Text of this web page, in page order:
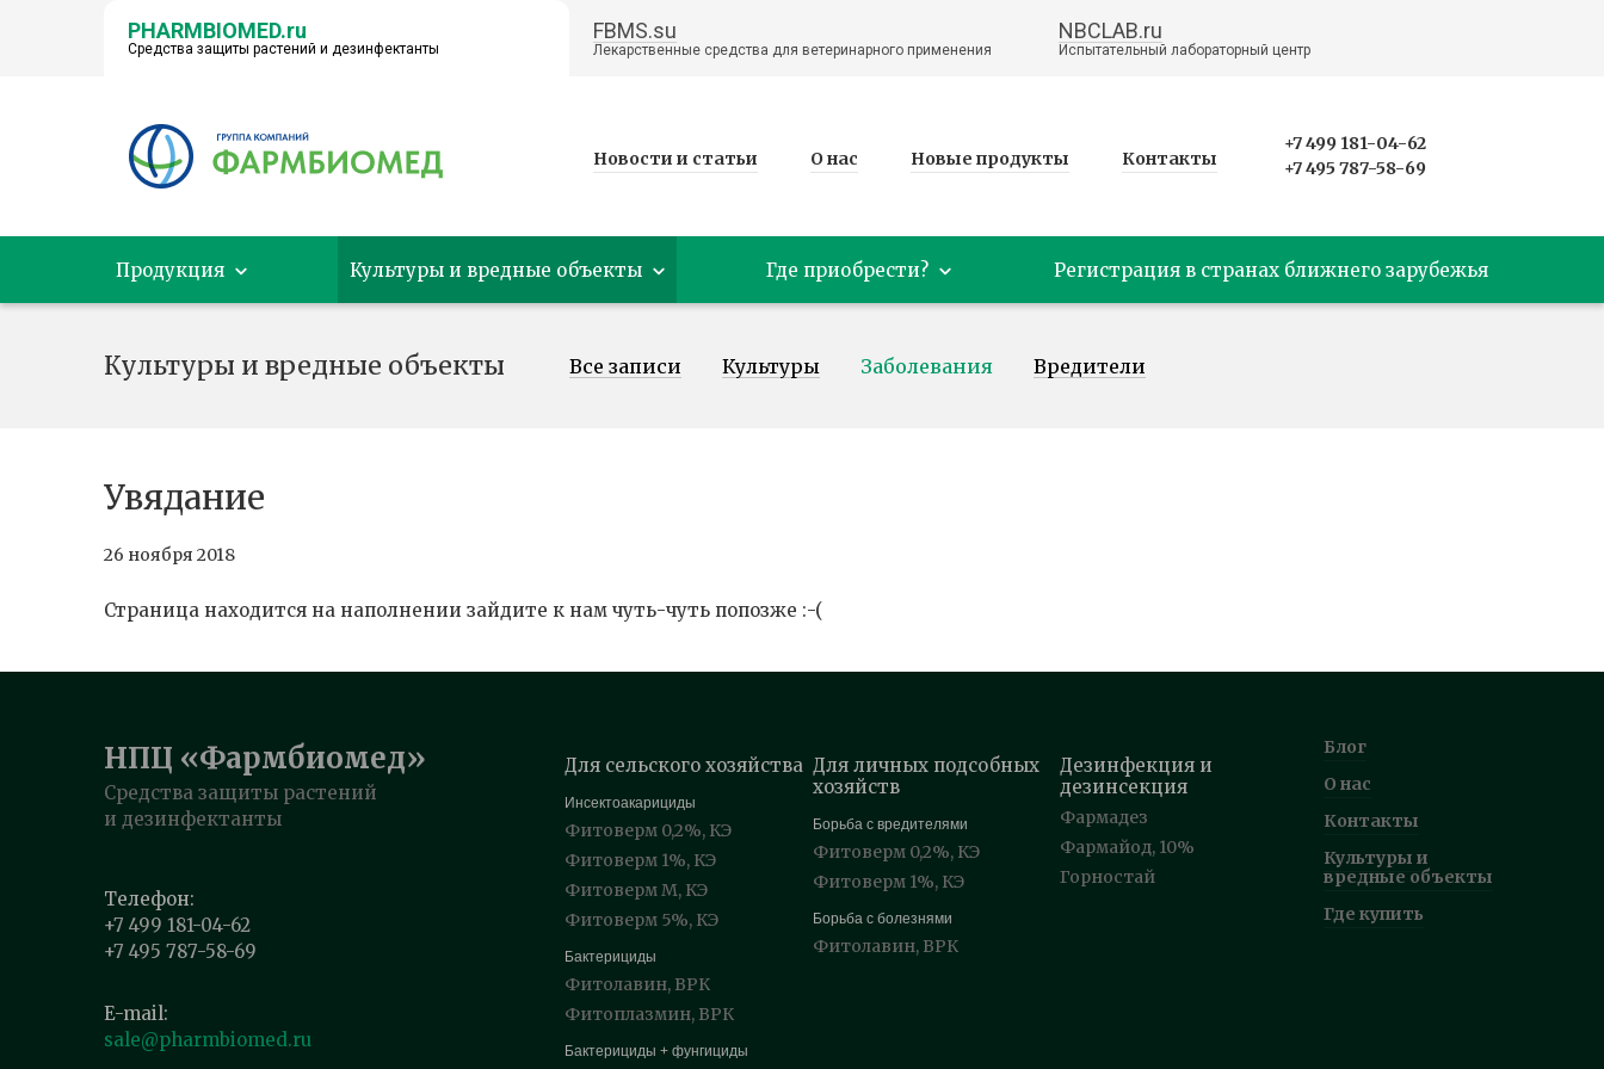
PHARMBIOMED.ru
Средства защиты растений и дезинфектанты
FBMS.su
Лекарственные средства для ветеринарного применения
NBCLAB.ru
Испытательный лабораторный центр
← НА ГЛАВНУЮ Новости и статьи О нас Новые продукты Контакты
+7 499 181-04-62
+7 495 787-58-69
Продукция Культуры и вредные объекты Где приобрести? Регистрация в странах ближнего зарубежья
Культуры и вредные объекты Все записи Культуры Заболевания Вредители
Увядание
26 ноября 2018
Страница находится на наполнении зайдите к нам чуть-чуть попозже :-(
НПЦ «Фармбиомед»
Средства защиты растений
и дезинфектанты
Телефон:
+7 499 181-04-62
+7 495 787-58-69
E-mail:
sale@pharmbiomed.ru
Для сельского хозяйства
Инсектоакарициды
Фитоверм 0,2%, КЭ
Фитоверм 1%, КЭ
Фитоверм М, КЭ
Фитоверм 5%, КЭ
Бактерициды
Фитолавин, ВРК
Фитоплазмин, ВРК
Бактерициды + фунгициды
Для личных подсобных
хозяйств
Борьба с вредителями
Фитоверм 0,2%, КЭ
Фитоверм 1%, КЭ
Борьба с болезнями
Фитолавин, ВРК
Дезинфекция и
дезинсекция
Фармадез
Фармайод, 10%
Горностай
Блог
О нас
Контакты
Культуры и
вредные объекты
Где купить